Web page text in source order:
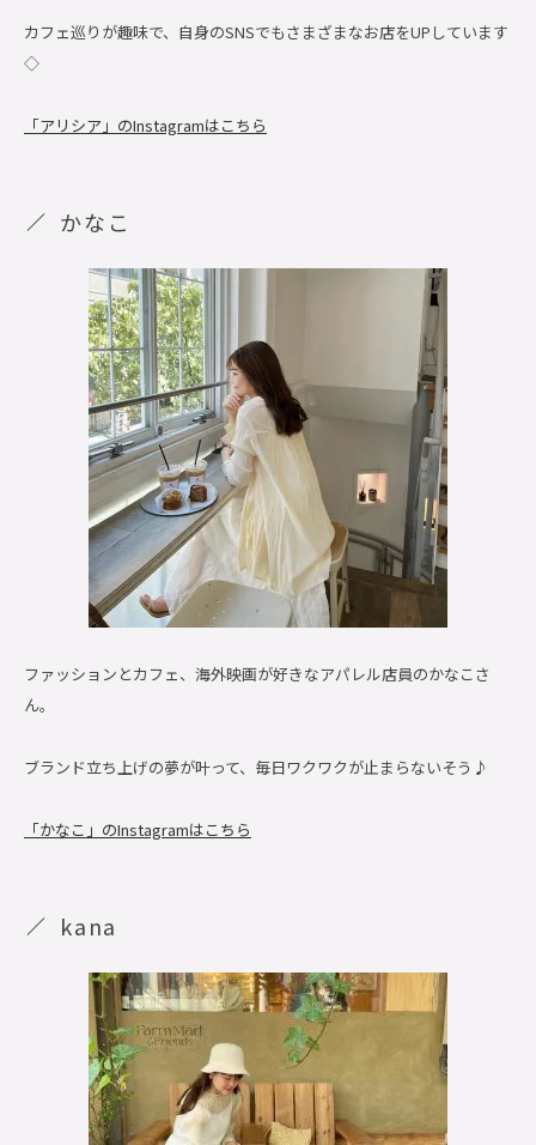
カフェ巡りが趣味で、自身のSNSでもさまざまなお店をUPしています
◇
「アリシア」のInstagramはこちら
かなこ
ファッションとカフェ、海外映画が好きなアパレル店員のかなこさ
ん。
ブランド立ち上げの夢が叶って、毎日ワクワクが止まらないそう♪
「かなこ」のInstagramはこちら
kana